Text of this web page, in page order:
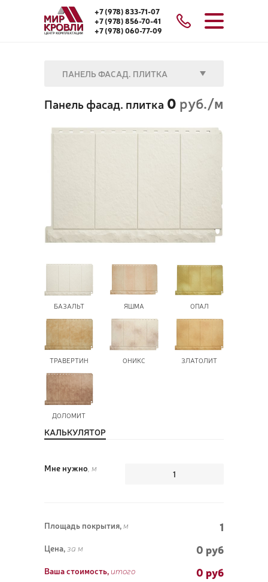
+7 (978) 833-71-07
+7 (978) 856-70-41
+7 (978) 060-77-09
ПАНЕЛЬ ФАСАД. ПЛИТКА
Панель фасад. плитка 0 руб./м
БАЗАЛЬТ ЯШМА ОПАЛ
ТРАВЕРТИН ОНИКС ЗЛАТОЛИТ
ДОЛОМИТ
КАЛЬКУЛЯТОР
Мне нужно , м
Площадь покрытия, м 1
Цена, за м 0 руб
Ваша стоимость, итого 0 руб